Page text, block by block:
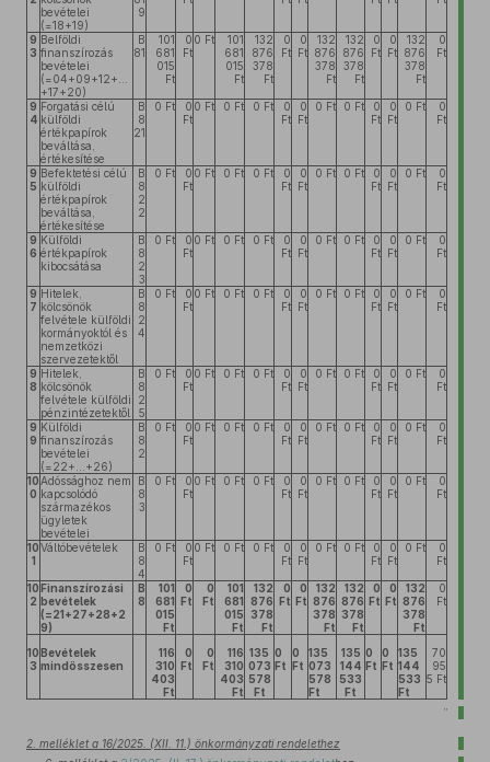
bevételei
(=18+19)
9
9
3
Belföldi
finanszírozás
bevételei
(=04+09+12+...
+17+20)
B
81
101
681
015
Ft
0
Ft
0 Ft
101
681
015
Ft
132
876
378
Ft
0
Ft
0
Ft
132
876
378
Ft
132
876
378
Ft
0
Ft
0
Ft
132
876
378
Ft
0
Ft
9
4
Forgatási célú
külföldi
értékpapírok
beváltása,
értékesítése
B
8
21
0 Ft
0
Ft
0 Ft 0 Ft 0 Ft
0
Ft
0
Ft
0 Ft 0 Ft
0
Ft
0
Ft
0 Ft
0
Ft
9
5
Befektetési célú
külföldi
értékpapírok
beváltása,
értékesítése
B
8
2
2
0 Ft
0
Ft
0 Ft 0 Ft 0 Ft
0
Ft
0
Ft
0 Ft 0 Ft
0
Ft
0
Ft
0 Ft
0
Ft
9
6
Külföldi
értékpapírok
kibocsátása
B
8
2
3
0 Ft
0
Ft
0 Ft 0 Ft 0 Ft
0
Ft
0
Ft
0 Ft 0 Ft
0
Ft
0
Ft
0 Ft
0
Ft
9
7
Hitelek,
kölcsönök
felvétele külföldi
kormányoktól és
nemzetközi
szervezetektől
B
8
2
4
0 Ft
0
Ft
0 Ft 0 Ft 0 Ft
0
Ft
0
Ft
0 Ft 0 Ft
0
Ft
0
Ft
0 Ft
0
Ft
9
8
Hitelek,
kölcsönök
felvétele külföldi
pénzintézetektől
B
8
2
5
0 Ft
0
Ft
0 Ft 0 Ft 0 Ft
0
Ft
0
Ft
0 Ft 0 Ft
0
Ft
0
Ft
0 Ft
0
Ft
9
9
Külföldi
finanszírozás
bevételei
(=22+...+26)
B
8
2
0 Ft
0
Ft
0 Ft 0 Ft 0 Ft
0
Ft
0
Ft
0 Ft 0 Ft
0
Ft
0
Ft
0 Ft
0
Ft
10
0
Adóssághoz nem
kapcsolódó
származékos
ügyletek
bevételei
B
8
3
0 Ft
0
Ft
0 Ft 0 Ft 0 Ft
0
Ft
0
Ft
0 Ft 0 Ft
0
Ft
0
Ft
0 Ft
0
Ft
10
1
Váltóbevételek
B
8
4
0 Ft
0
Ft
0 Ft 0 Ft 0 Ft
0
Ft
0
Ft
0 Ft 0 Ft
0
Ft
0
Ft
0 Ft
0
Ft
10
2
Finanszírozási
bevételek
(=21+27+28+2
9)
B
8
101
681
015
Ft
0
Ft
0
Ft
101
681
015
Ft
132
876
378
Ft
0
Ft
0
Ft
132
876
378
Ft
132
876
378
Ft
0
Ft
0
Ft
132
876
378
Ft
0
Ft
10
3
Bevételek
mindösszesen
116
310
403
Ft
0
Ft
0
Ft
116
310
403
Ft
135
073
578
Ft
0
Ft
0
Ft
135
073
578
Ft
135
144
533
Ft
0
Ft
0
Ft
135
144
533
Ft
70
95
5 Ft
”
2. melléklet a 16/2025. (XII. 11.) önkormányzati rendelethez